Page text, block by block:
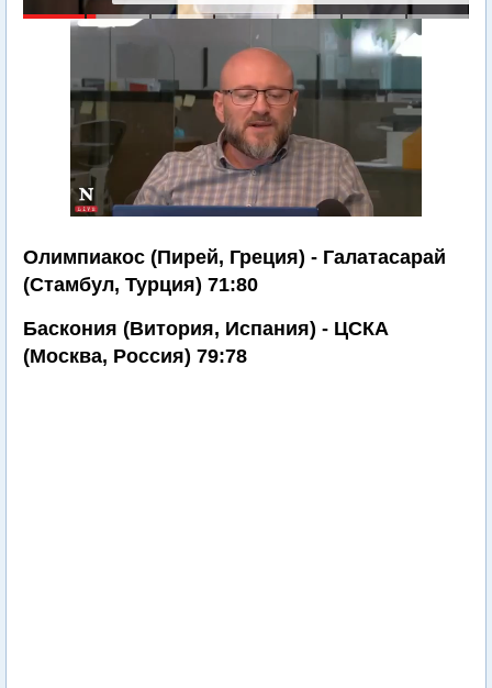
Олимпиакос (Пирей, Греция) - Галатасарай
(Стамбул, Турция) 71:80
Баскония (Витория, Испания) - ЦСКА
(Москва, Россия) 79:78